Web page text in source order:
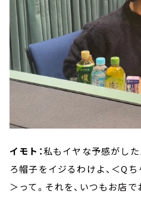
イモト：私もイヤな予感がし
ろ帽子をイジるわけよ、＜Qち
＞って。それを、いつもお店